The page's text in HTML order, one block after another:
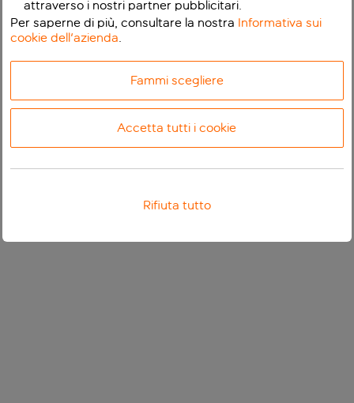
attraverso i nostri partner pubblicitari.
Per saperne di più, consultare la nostra Informativa sui
cookie dell'azienda.
Fammi scegliere
Accetta tutti i cookie
Rifiuta tutto